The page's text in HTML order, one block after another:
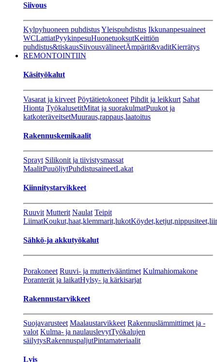
Siivous
Kylpyhuoneen puhdistusYleispuhdistus Ikkunanpesuaineet
WCLattiatPyykinpesuHuonetuoksutKeittiön
puhdistus&tiskausSiivousvälineetÄmpärit&vaditKierrätys
REMONTOINTIIN
Käsityökalut
Vasarat ja kirveet Pöytätietokoneet Pihdit ja leikkurt Sahat
Hionta TyökalusetitMitat ja suorakulmatPuukot ja
katkoteräveitsetMuuraus,rappaus,laatoitus
Rakennuskemikaalit
Sprayt Silikonit ja tiivistysmassat
MaalitPuuöljytPuhdistusaineetLakat
Kiinnitystarvikkeet
Ruuvit Mutterit Naulat Teipit
LiimatKoukut,haat,klemmarit,lukot
Sähkö-ja akkutyökalut
Porakoneet Ruuvi- ja mutterivääntimet Kulmahiomakone
Poranterät ja laikatHylsy- ja kärkisarjat
Rakennustarvikkeet
Suojavarusteet Maalaustarvikkeet Rakennuslämmittimet ja -
valot Kulma- ja naulauslevytTyökalujen
säilytysRakennuspaljutPintamateriaalit
Lvis